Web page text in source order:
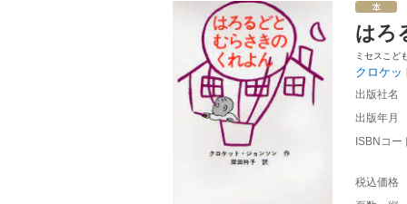
はろ
ミセスこど
クロケ
出版社名
出版年月
ISBNコー
税込価格